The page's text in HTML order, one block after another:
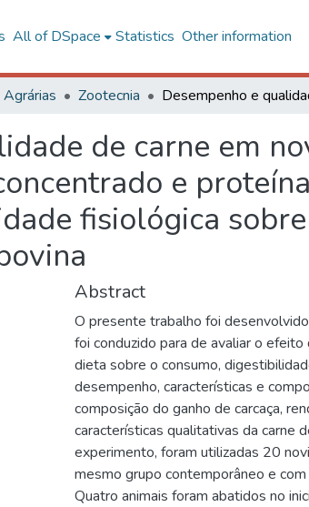
All of DSpace Statistics Other information
Agrárias Zootecnia
de carne em
e
fisiológica
Abstract
O presente trabalho foi
foi conduzido para de avaliar o
dieta sobre o consumo,
desempenho, características e
composição do ganho de carcaça,
características qualitativas da carne
experimento, foram utilizadas 20
mesmo grupo contemporâneo e
Quatro animais foram abatidos no